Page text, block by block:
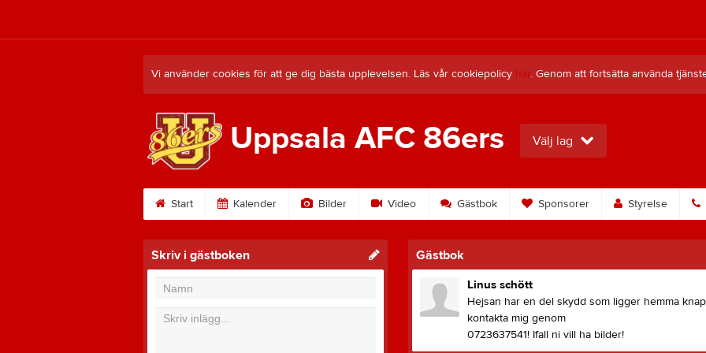
Vi använder cookies för att ge dig bästa upplevelsen. Läs vår cookiepolicy här. Genom att fortsätta använda
Uppsala AFC 86ers Välj lag
Start Kalender Bilder Video Gästbok Sponsorer Styrelse
Skriv i gästboken Gästbok
Linus schött
Hejsan har en del skydd som ligger hemma
kontakta mig genom
0723637541! Ifall ni vill ha bilder!